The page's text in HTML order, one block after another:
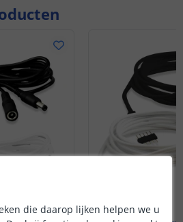
die daarop lijken helpen we u